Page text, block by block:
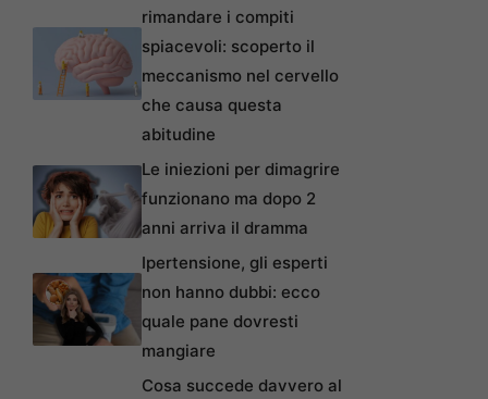
rimandare i compiti
spiacevoli: scoperto il
meccanismo nel cervello
che causa questa
abitudine
Le iniezioni per dimagrire
funzionano ma dopo 2
anni arriva il dramma
Ipertensione, gli esperti
non hanno dubbi: ecco
quale pane dovresti
mangiare
Cosa succede davvero al